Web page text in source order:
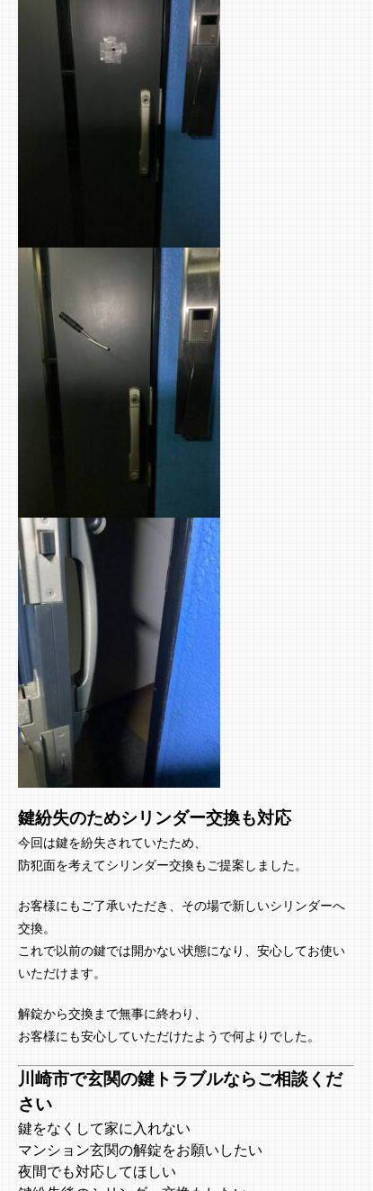
鍵紛失のためシリンダー交換も対応
今回は鍵を紛失されていたため、
防犯面を考えてシリンダー交換もご提案しました。
お客様にもご了承いただき、その場で新しいシリンダーへ
交換。
これで以前の鍵では開かない状態になり、安心してお使い
いただけます。
解錠から交換まで無事に終わり、
お客様にも安心していただけたようで何よりでした。
川崎市で玄関の鍵トラブルならご相談くだ
さい
鍵をなくして家に入れない
マンション玄関の解錠をお願いしたい
夜間でも対応してほしい